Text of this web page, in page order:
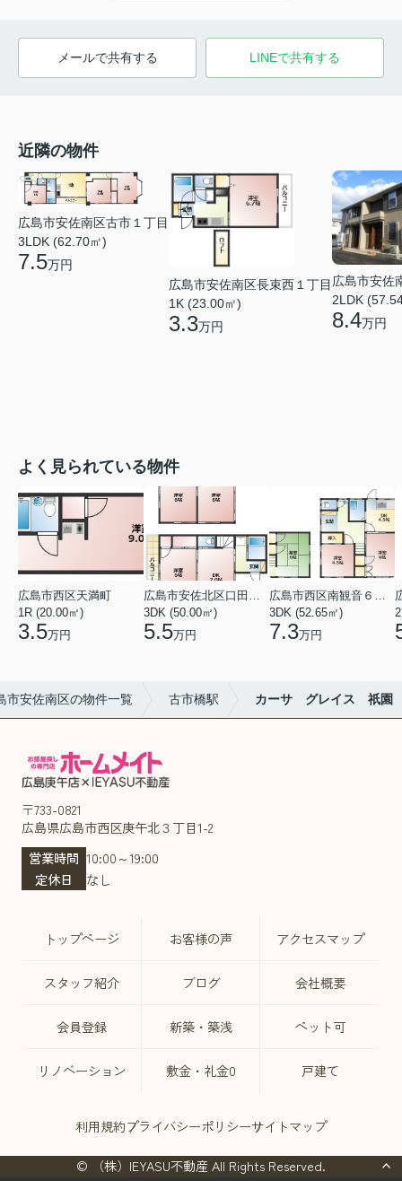
メールで共有する LINEで共有する
近隣の物件
広島市安佐南区古市１丁目
3LDK (62.70㎡)
7.5万円
広島市安佐南区長束西１丁目
1K (23.00㎡)
3.3万円
広島市安佐
2LDK
8.4万円
よく見られている物件
広島市西区天満町
1R (20.00㎡)
3.5万円
広島市安佐北区口田１丁目
3DK (50.00㎡)
5.5万円
広島市西区南観音６丁目
3DK (52.65㎡)
7.3万円
市安佐南区の物件一覧 古市橋駅 カーサ グレイス 祇園
〒733-0821
広島県広島市西区庚午北３丁目1-2
営業時間 10:00～19:00
定休日
なし
トップページ お客様の声 アクセスマップ
スタッフ紹介 ブログ 会社概要
会員登録 新築・築浅 ペット可
リノベーション 敷金・礼金0 戸建て
利用規約プライバシーポリシーサイトマップ
© （株）IEYASU不動産 All Rights Reserved.